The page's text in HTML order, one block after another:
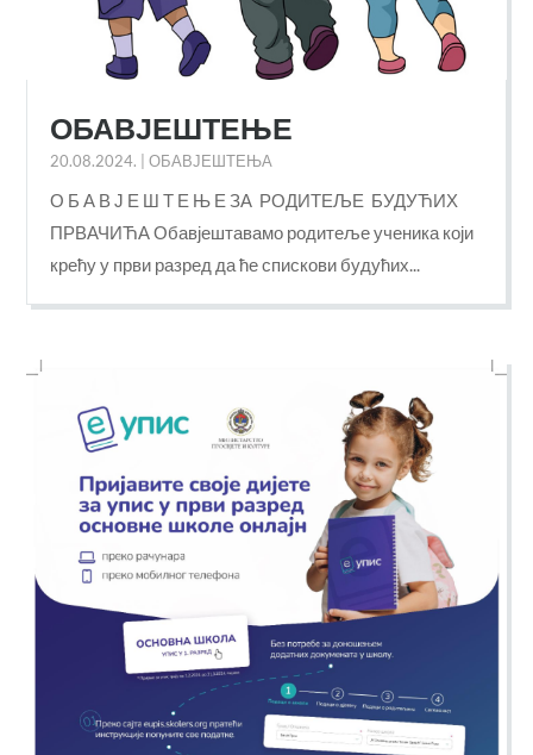
ОБАВЈЕШТЕЊЕ
20.08.2024. |ОБАВЈЕШТЕЊА
О Б А В Ј Е Ш Т Е Њ Е ЗА РОДИТЕЉЕ БУДУЋИХ
ПРВАЧИЋА Обавјештавамо родитеље ученика који
крећу у први разред да ће спискови будућих...